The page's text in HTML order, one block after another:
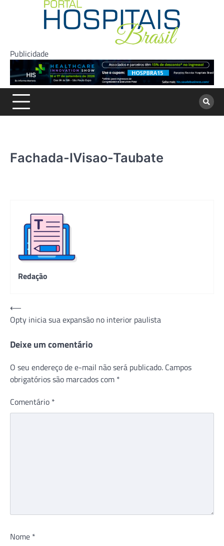
Publicidade
Fachada-IVisao-Taubate
Redação
Navegação
de
Post
⟵
Opty inicia sua expansão no interior paulista
Deixe um comentário
O seu endereço de e-mail não será publicado. Campos
obrigatórios são marcados com *
Comentário *
Nome *